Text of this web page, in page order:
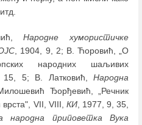
Народне хумористичке
, 1904, 9, 2; В. Ћоровић, „О
народних шаљивих
15, 5; В. Латковић,Народна
Ђорђевић, „Речник
VII, VIII, КИ, 1977, 9, 35,
народна приповетка Вука